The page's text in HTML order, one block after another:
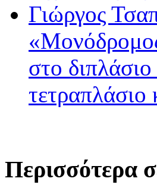
Γιώργος
στο
τετραπλάσιο
Περισσότερα